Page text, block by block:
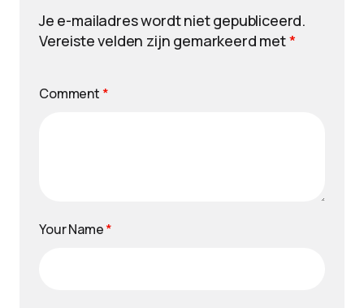
Je e-mailadres wordt niet gepubliceerd.
Vereiste velden zijn gemarkeerd met*
Comment *
Your Name*